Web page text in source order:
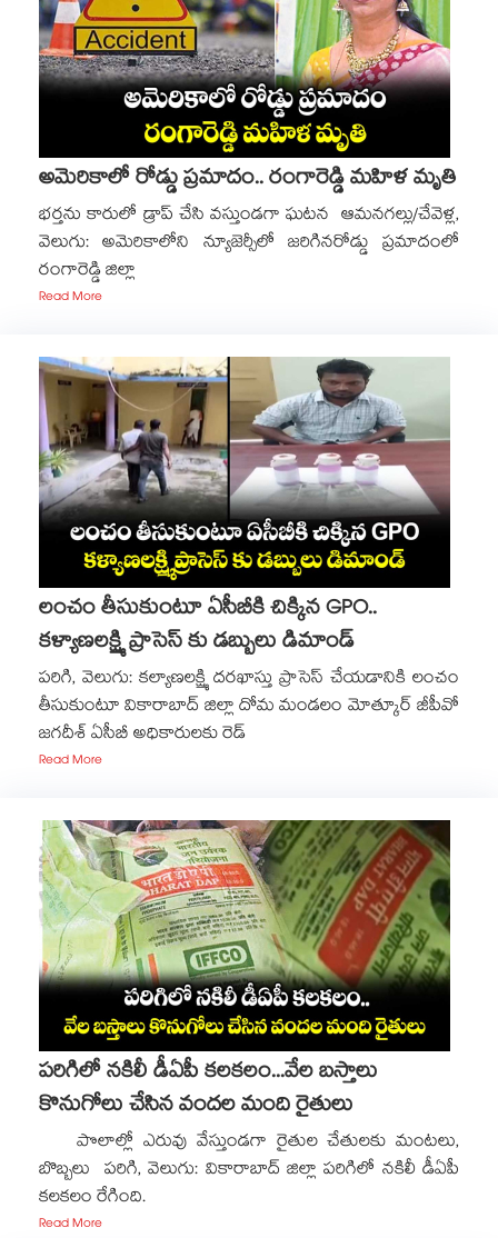
అమెరికాలో రోడ్డు ప్రమాదం.. రంగారెడ్డి మహిళ మృతి
భర్తను కారులో డ్రాప్ చేసి వస్తుండగా ఘటన ఆమనగల్లు/చేవెళ్ల,
వెలుగు: అమెరికాలోని న్యూజెర్సీలో జరిగినరోడ్డు ప్రమాదంలో
రంగారెడ్డి జిల్లా
Read More
లంచం తీసుకుంటూ ఏసీబీకి చిక్కిన GPO..
కళ్యాణలక్ష్మి ప్రాసెస్ కు డబ్బులు డిమాండ్
పరిగి, వెలుగు: కల్యాణలక్ష్మి దరఖాస్తు ప్రాసెస్ చేయడానికి లంచం
తీసుకుంటూ వికారాబాద్ జిల్లా దోమ మండలం మోత్కూర్ జీపీవో
జగదీశ్ ఏసీబీ అధికారులకు రెడ్‌
Read More
పరిగిలో నకిలీ డీఏపీ కలకలం...వేల బస్తాలు
కొనుగోలు చేసిన వందల మంది రైతులు
పొలాల్లో ఎరువు వేస్తుండగా రైతుల చేతులకు మంటలు,
బొబ్బలు పరిగి, వెలుగు: వికారాబాద్ జిల్లా పరిగిలో నకిలీ డీఏపీ
కలకలం రేగింది.
Read More